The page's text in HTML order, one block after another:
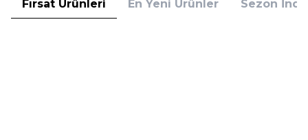
Fırsat Ürünleri En Yeni Ürünler Sezon